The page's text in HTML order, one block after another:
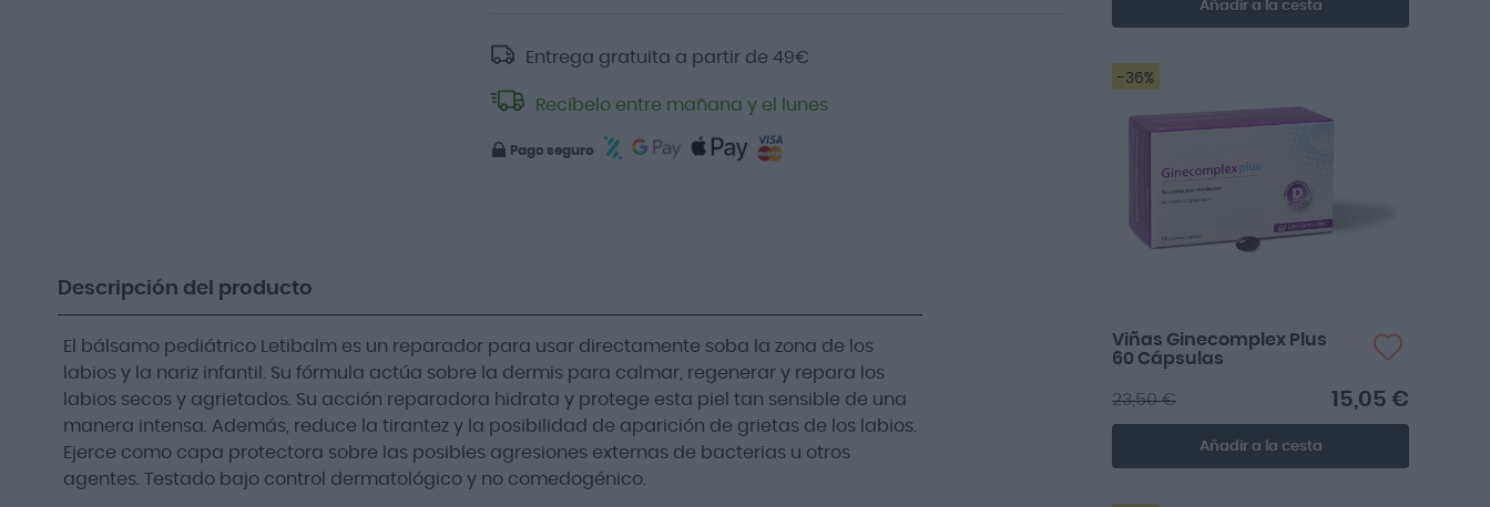
Entrega gratuita a partir de49€
Recíbelo entre mañana y el lunes
Pago seguro
Añadir a la cesta
-36%
Viñas Ginecomplex Plus
60 Cápsulas
15,05 €
23,50 €
Añadir a la cesta
Descripción del producto
El bálsamo pediátrico Letibalm es un reparador para usar directamente soba la zona de los
labios y la nariz infantil. Su fórmula actúa sobre la dermis para calmar, regenerar y repara los
labios secos y agrietados. Su acción reparadora hidrata y protege esta piel tan sensible de una
manera intensa. Además, reduce la tirantez y la posibilidad de aparición de grietas de los labios.
Ejerce como capa protectora sobre las posibles agresiones externas de bacterias u otros
agentes. Testado bajo control dermatológico y no comedogénico.